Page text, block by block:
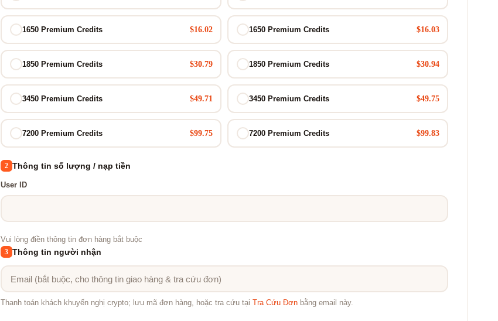
1650 Premium Credits $16.02 1650 Premium Credits $16.03
1850 Premium Credits $30.79 1850 Premium Credits $30.94
3450 Premium Credits $49.71 3450 Premium Credits $49.75
7200 Premium Credits $99.75 7200 Premium Credits $99.83
2 Thông tin số lượng / nạp tiền
User ID
Vui lòng điền thông tin đơn hàng bắt buộc
3 Thông tin người nhận
Thanh toán khách khuyến nghị crypto; lưu mã đơn hàng, hoặc tra cứu tại Tra Cứu Đơn bằng email này.